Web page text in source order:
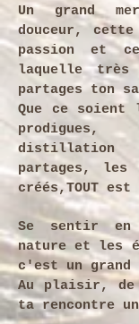
Un grand
douceur,
passion et
laquelle
partages ton
Que ce soient
distillation
partages, les
créés,TOUT
Se sentir en
nature et les
c'est un grand
Au plaisir, de
ta rencontre